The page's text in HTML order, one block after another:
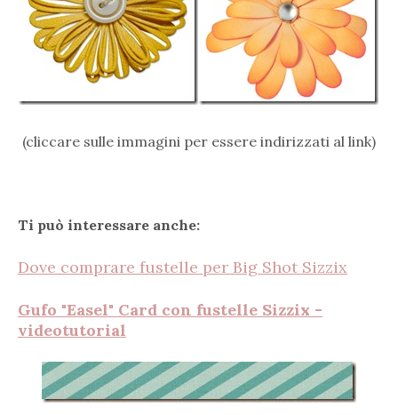
(cliccare sulle immagini per essere indirizzati al link)
Ti può interessare anche:
Dove comprare fustelle per Big Shot Sizzix
Gufo "Easel" Card con fustelle Sizzix -
videotutorial